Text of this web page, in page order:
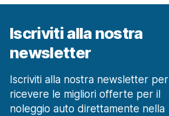
Iscriviti alla nostra
newsletter
Iscriviti alla nostra newsletter per
ricevere le migliori offerte per il
noleggio auto direttamente nella